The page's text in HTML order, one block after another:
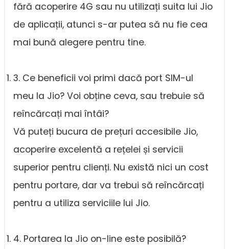
fără acoperire 4G sau nu utilizați suita lui Jio
de aplicații, atunci s-ar putea să nu fie cea
mai bună alegere pentru tine.
3. Ce beneficii voi primi dacă port SIM-ul
meu la Jio? Voi obține ceva, sau trebuie să
reîncărcați mai întâi?
Vă puteți bucura de prețuri accesibile Jio,
acoperire excelentă a rețelei și servicii
superior pentru clienți. Nu există nici un cost
pentru portare, dar va trebui să reîncărcați
pentru a utiliza serviciile lui Jio.
4. Portarea la Jio on-line este posibilă?